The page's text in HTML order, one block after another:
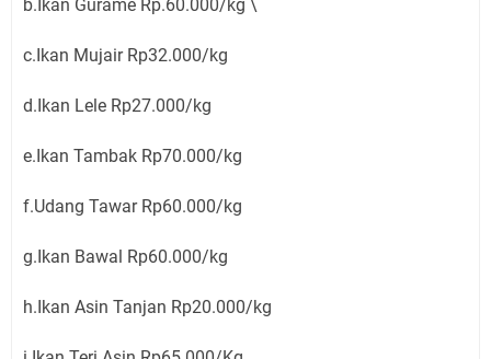
b.Ikan Gurame Rp.60.000/kg \
c.Ikan Mujair Rp32.000/kg
d.Ikan Lele Rp27.000/kg
e.Ikan Tambak Rp70.000/kg
f.Udang Tawar Rp60.000/kg
g.Ikan Bawal Rp60.000/kg
h.Ikan Asin Tanjan Rp20.000/kg